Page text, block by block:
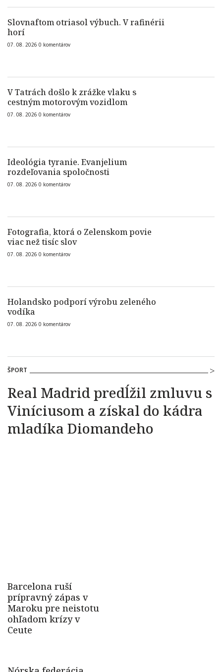
Slovnaftom otriasol výbuch. V rafinérii
horí
07. 08. 2026 0 komentárov
V Tatrách došlo k zrážke vlaku s
cestným motorovým vozidlom
07. 08. 2026 0 komentárov
Ideológia tyranie. Evanjelium
rozdeľovania spoločnosti
07. 08. 2026 0 komentárov
Fotografia, ktorá o Zelenskom povie
viac než tisíc slov
07. 08. 2026 0 komentárov
Holandsko podporí výrobu zeleného
vodíka
07. 08. 2026 0 komentárov
ŠPORT